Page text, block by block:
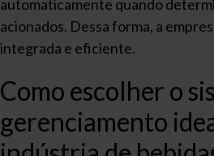
automaticamente quando
acionados. Dessa forma, a
integrada e eficiente.
Como escolher o
gerenciamento